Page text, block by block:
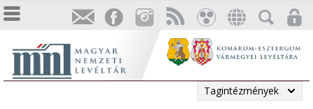
Tagintézmények